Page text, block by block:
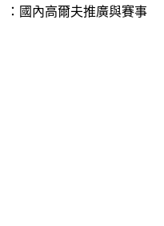
：國內高爾夫推廣與賽事